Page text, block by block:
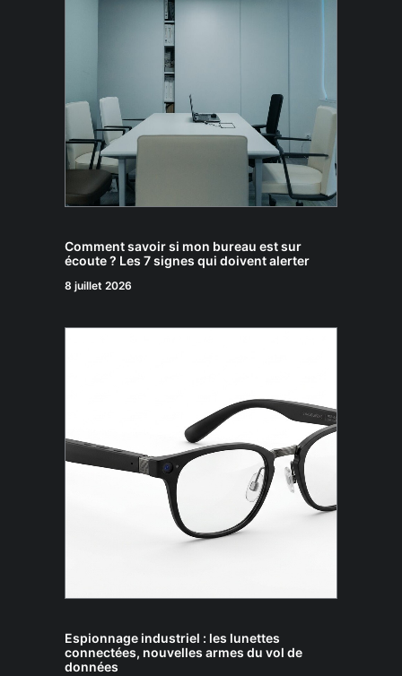
Comment savoir si mon bureau est sur
écoute ? Les 7 signes qui doivent alerter
8 juillet 2026
Espionnage industriel : les lunettes
connectées, nouvelles armes du vol de
données